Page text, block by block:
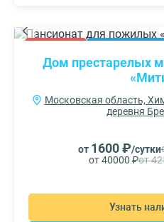
Дом престарелых
Московская область,
деревня
от 1600 ₽/сутки
от 40000 ₽от
Узнать